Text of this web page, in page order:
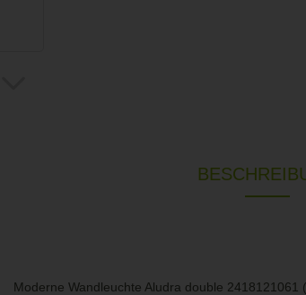
Moderne Wandleuchte Aludra double